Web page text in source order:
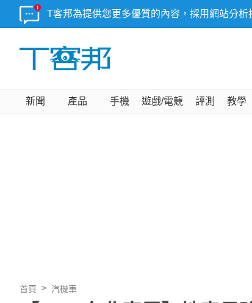
T客邦為提供您更多優質的內容，採用網站分
新聞 產品 手機 遊戲/電競 評測 教學
首頁 汽機車